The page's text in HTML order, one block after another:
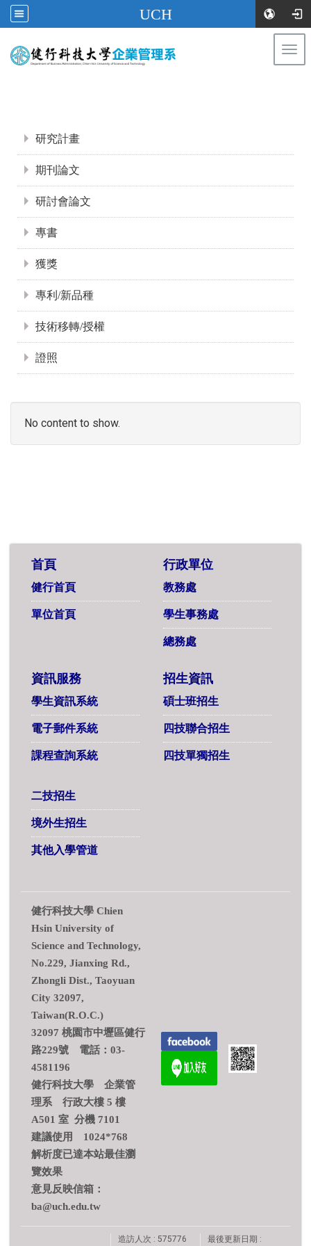
UCH
研究計畫
期刊論文
研討會論文
專書
獲獎
專利/新品種
技術移轉/授權
證照
No content to show.
首頁
健行首頁
單位首頁
行政單位
教務處
學生事務處
總務處
資訊服務
學生資訊系統
電子郵件系統
課程查詢系統
招生資訊
碩士班招生
四技聯合招生
四技單獨招生
二技招生
境外生招生
其他入學管道
健行科技大學 Chien
Hsin University of
Science and Technology,
No.229, Jianxing Rd.,
Zhongli Dist., Taoyuan
City 32097,
Taiwan(R.O.C.)
32097 桃園市中壢區健行
路229號 電話：03-
4581196
健行科技大學 企業管
理系 行政大樓 5 樓
A501 室 分機 7101
建議使用 1024*768
解析度已達本站最佳瀏
覽效果
意見反映信箱：
ba@uch.edu.tw
造訪人次 : 575776 最後更新日期 :